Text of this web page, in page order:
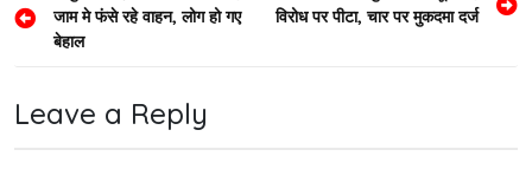
navigation
जाम मे फंसे रहे वाहन, लोग हो गए
बेहाल
विरोध पर पीटा, चार पर मुकदमा दर्ज
Leave a Reply